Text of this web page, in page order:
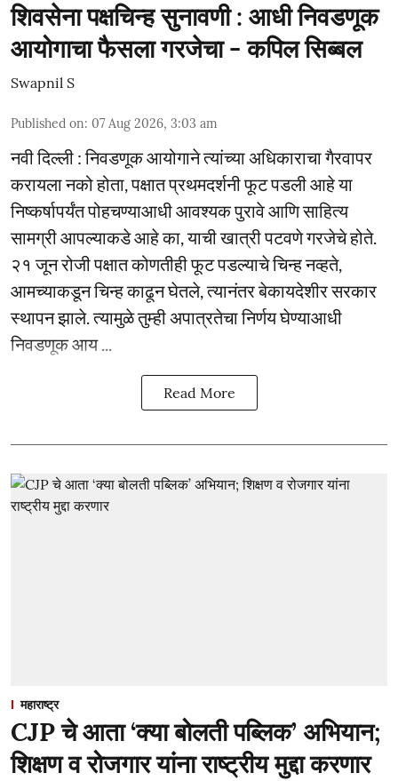
शिवसेना पक्षचिन्ह सुनावणी : आधी निवडणूक
आयोगाचा फैसला गरजेचा - कपिल सिब्बल
Swapnil S
Published on: 07 Aug 2026, 3:03 am
नवी दिल्ली : निवडणूक आयोगाने त्यांच्या अधिकाराचा गैरवापर
करायला नको होता, पक्षात प्रथमदर्शनी फूट पडली आहे या
निष्कर्षापर्यंत पोहचण्याआधी आवश्यक पुरावे आणि साहित्य
सामग्री आपल्याकडे आहे का, याची खात्री पटवणे गरजेचे होते.
२१ जून रोजी पक्षात कोणतीही फूट पडल्याचे चिन्ह नव्हते,
आमच्याकडून चिन्ह काढून घेतले, त्यानंतर बेकायदेशीर सरकार
स्थापन झाले. त्यामुळे तुम्ही अपात्रतेचा निर्णय घेण्याआधी
निवडणूक आय ...
Read More
महाराष्ट्र
CJP चे आता ‘क्या बोलती पब्लिक’ अभियान;
शिक्षण व रोजगार यांना राष्ट्रीय मुद्दा करणार